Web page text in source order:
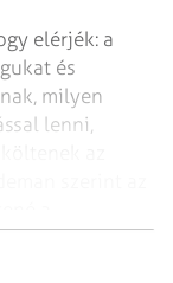
elérjék: a
és
milyen
lenni,